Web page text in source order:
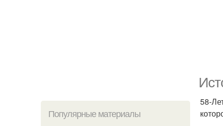
Популярные материалы
58-